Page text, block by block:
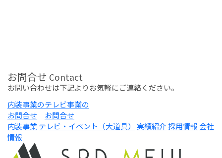
お問合せ Contact
お問い合わせは下記よりお気軽にご連絡ください。
内装事業の
お問合せ
テレビ事業の
お問合せ
内装事業テレビ・イベント（大道具） 実績紹介 採用情報 会社
情報